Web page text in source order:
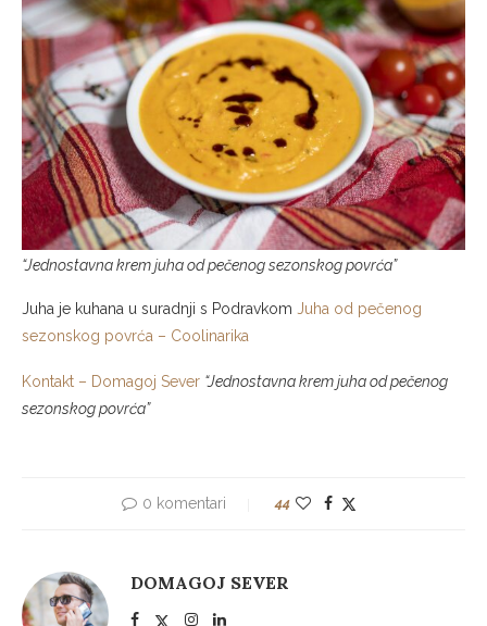
“Jednostavna krem juha od pečenog sezonskog povrća”
Juha je kuhana u suradnji s Podravkom Juha od pečenog
sezonskog povrća – Coolinarika
Kontakt – Domagoj Sever “Jednostavna krem juha od pečenog
sezonskog povrća”
0 komentari 44
DOMAGOJ SEVER